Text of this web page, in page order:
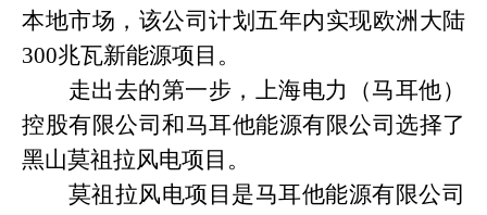
本地市场，该公司计划五年内实现欧洲大陆
300兆瓦新能源项目。
走出去的第一步，上海电力（马耳他）
控股有限公司和马耳他能源有限公司选择了
黑山莫祖拉风电项目。
莫祖拉风电项目是马耳他能源有限公司